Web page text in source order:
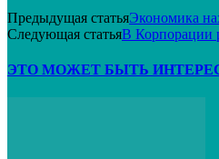
Предыдущая статьяЭкономика
Следующая статьяВ Корпорации
ЭТО МОЖЕТ БЫТЬ